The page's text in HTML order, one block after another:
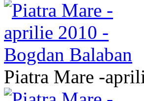
Piatra Mare -